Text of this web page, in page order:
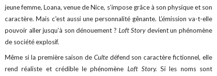
jeune femme, Loana, venue de Nice, s’impose grâce à son physique et son
caractère. Mais c'est aussi une personnalité gênante. L’émission va-t-elle
pouvoir aller jusqu’à son dénouement ? Loft Storydevient un phénomène
de société explosif.
Même si la première saison de Cultedéfend son caractère fictionnel, elle
rend réaliste et crédible le phénomène Loft Story. Si les noms sont